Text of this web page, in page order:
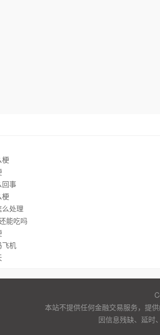
梗
回事
梗
处理
能吃吗
飞机
本站不提供任何金融交易服务，提
因信息残缺、延时